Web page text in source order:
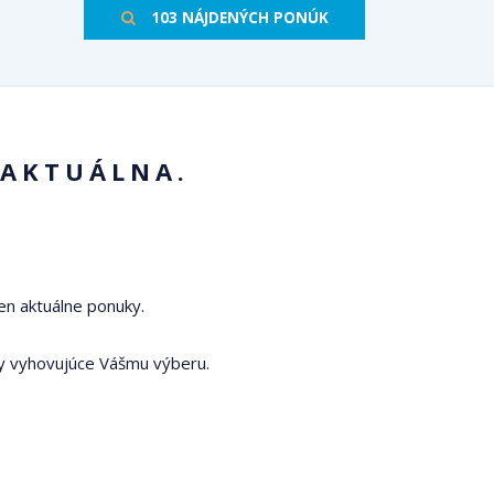
103 NÁJDENÝCH PONÚK
aktuálne ponuky.
Vášmu výberu.